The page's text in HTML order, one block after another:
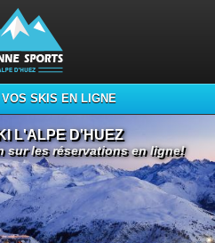
VOS SKIS EN LIGNE
L'ALPE D'HUEZ
sur les réservations en ligne!